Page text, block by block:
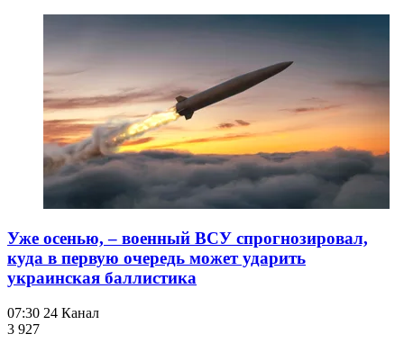
Уже осенью, – военный ВСУ спрогнозировал,
куда в первую очередь может ударить
украинская баллистика
07:30 24 Канал
3 927